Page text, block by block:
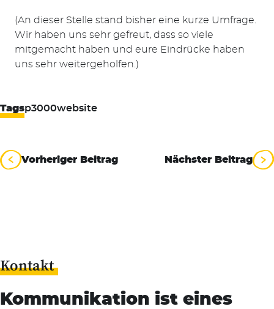
(An dieser Stelle stand bisher eine kurze Umfrage.
Wir haben uns sehr gefreut, dass so viele
mitgemacht haben und eure Eindrücke haben
uns sehr weitergeholfen.)
Tagsp3000website
Beitragsnavigation
Vorheriger Beitrag Nächster Beitrag
Kontakt
Kommunikation ist eines